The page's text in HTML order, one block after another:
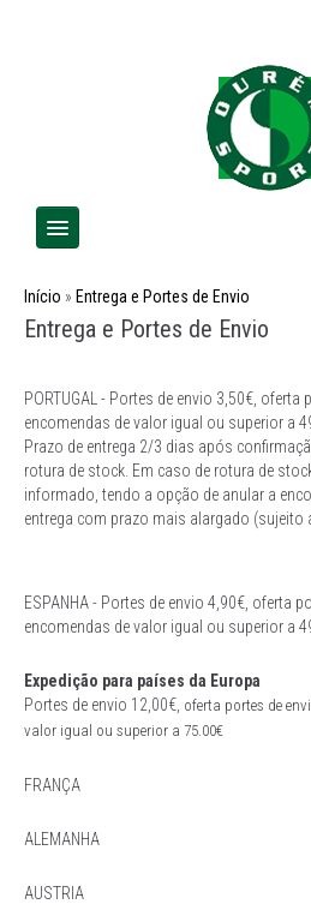
Homem
Criança
PROMOÇÕES
Futebol
Trail
Padel
Início » Entrega e Portes de Envio
Entrega e Portes de Envio
PORTUGAL - Portes de envio 3,50€, oferta
encomendas de valor igual ou superior a
Prazo de entrega 2/3 dias após
rotura de stock. Em caso de rotura de
informado, tendo a opção de anular a
entrega com prazo mais alargado (sujeito
ESPANHA - Portes de envio 4,90€, oferta
encomendas de valor igual ou superior a
Expedição para países da Europa
Portes de envio 12,00€, oferta portes de
valor igual ou superior a 75.00€
FRANÇA
ALEMANHA
AUSTRIA